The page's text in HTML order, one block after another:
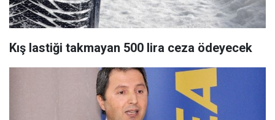
Kış lastiği takmayan 500 lira ceza ödeyecek